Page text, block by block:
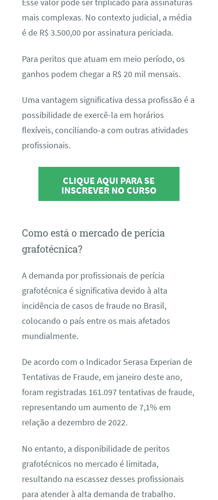
Esse valor pode ser triplicado para assinaturas
mais complexas. No contexto judicial, a média
é de R$ 3.500,00 por assinatura periciada.
Para peritos que atuam em meio período, os
ganhos podem chegar a R$ 20 mil mensais.
Uma vantagem significativa dessa profissão é a
possibilidade de exercê-la em horários
flexíveis, conciliando-a com outras atividades
profissionais.
CLIQUE AQUI PARA SE
INSCREVER NO CURSO
Como está o mercado de perícia
grafotécnica?
A demanda por profissionais de perícia
grafotécnica é significativa devido à alta
incidência de casos de fraude no Brasil,
colocando o país entre os mais afetados
mundialmente.
De acordo com o Indicador Serasa Experian de
Tentativas de Fraude, em janeiro deste ano,
foram registradas 161.097 tentativas de fraude,
representando um aumento de 7,1% em
relação a dezembro de 2022.
No entanto, a disponibilidade de peritos
grafotécnicos no mercado é limitada,
resultando na escassez desses profissionais
para atender à alta demanda de trabalho.